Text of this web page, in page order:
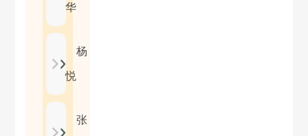
华
杨
悦
张